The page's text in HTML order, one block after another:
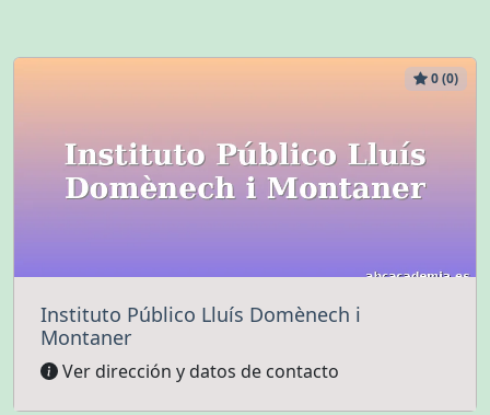
0 (0)
Instituto Público Lluís Domènech i
Montaner
Ver dirección y datos de contacto